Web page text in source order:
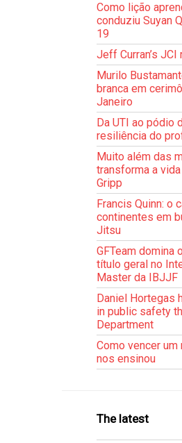
Como lição
conduziu Suyan
19
Jeff Curran’s
Murilo
branca em
Janeiro
Da UTI ao pódio
resiliência do
Muito além das
transforma a
Gripp
Francis Quinn: o
continentes em
Jitsu
GFTeam domina
título geral no
Master da IBJJF
Daniel Hortegas
in public safety
Department
Como vencer um
nos ensinou
The latest